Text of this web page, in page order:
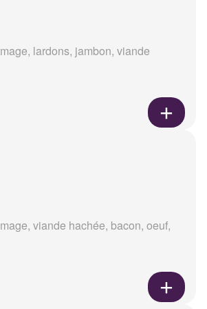
lardons, jambon, viande
viande hachée, bacon, oeuf,